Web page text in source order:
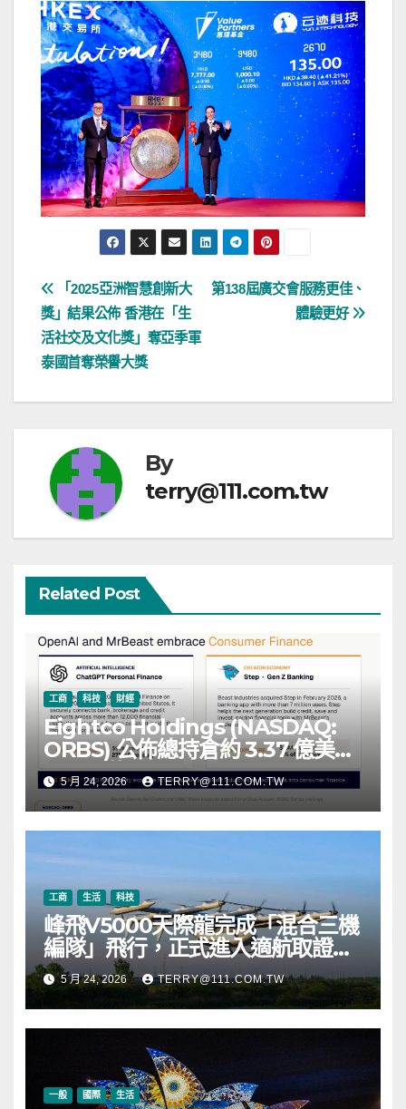
文
章
導
覽
第138屆廣交會服務更佳、
體驗更好
「2025亞洲智慧創新大
獎」結果公佈 香港在「生
活社交及文化獎」奪亞季軍
泰國首奪榮譽大獎
By
terry@111.com.tw
Related Post
工商 科技 財經
Eightco Holdings (NASDAQ:
ORBS) 公佈總持倉約 3.37 億美
元，涵蓋 OpenAI、Beast
Industries、超過 11,000 枚以太
幣 (ETH) 及逾 2.83 億枚 WLD 代
5 月 24, 2026 TERRY@111.COM.TW
工商 生活 科技
峰飛V5000天際龍完成「混合三機
編隊」飛行，正式進入適航取證階
段5 月 24, 2026 TERRY@111.COM.TW
一般 國際 生活